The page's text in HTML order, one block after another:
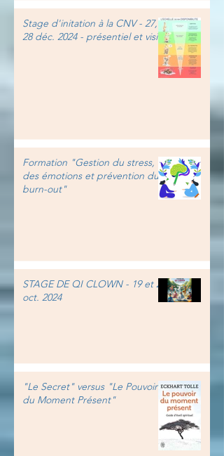
Stage d'initation à la CNV - 27,
28 déc. 2024 - présentiel et visio
Formation "Gestion du stress,
des émotions et prévention du
burn-out"
STAGE DE QI CLOWN - 19 et 20
oct. 2024
"Le Secret" versus "Le Pouvoir
du Moment Présent"